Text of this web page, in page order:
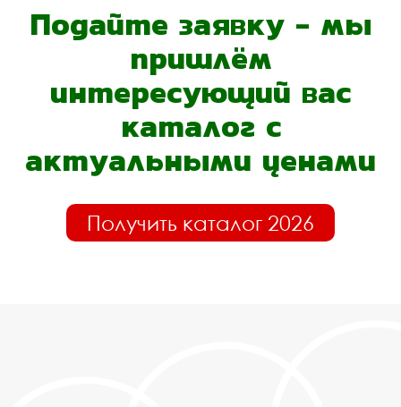
Подайте заявку - мы
пришлём
интересующий вас
каталог с
актуальными ценами
Получить каталог 2026